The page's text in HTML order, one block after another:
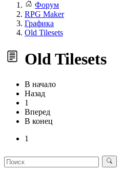
Форум
RPG Maker
Графика
Old Tilesets
Old Tilesets
В начало
Назад
1
Вперед
В конец
1